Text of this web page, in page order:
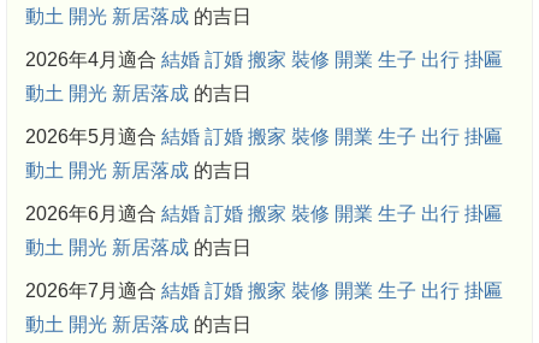
動土 開光 新居落成 的吉日
2026年4月適合 結婚 訂婚 搬家 裝修 開業 生子 出行 掛匾
動土 開光 新居落成 的吉日
2026年5月適合 結婚 訂婚 搬家 裝修 開業 生子 出行 掛匾
動土 開光 新居落成 的吉日
2026年6月適合 結婚 訂婚 搬家 裝修 開業 生子 出行 掛匾
動土 開光 新居落成 的吉日
2026年7月適合 結婚 訂婚 搬家 裝修 開業 生子 出行 掛匾
動土 開光 新居落成 的吉日